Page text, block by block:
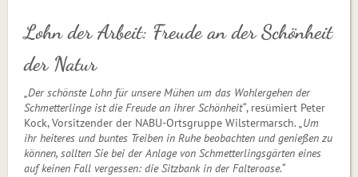
Lohn der Arbeit: Freudean der Schönheit
der Natur
„Der schönste Lohn für unsere Mühen um das Wohlergehen der
Schmetterlinge ist die Freude an ihrer Schönheit“, resümiert Peter
Kock, Vorsitzender der NABU-Ortsgruppe Wilstermarsch.„Um
ihr heiteres und buntes Treiben in Ruhe beobachten und genießen zu
können, sollten Sie bei der Anlage von Schmetterlingsgärten eines
auf keinen Fall vergessen: die Sitzbank in der Falteroase.“